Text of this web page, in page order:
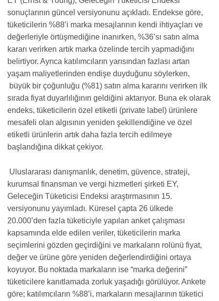
sonuçlarının güncel versiyonunu açıkladı. Endekse göre,
tüketicilerin %88’i marka mesajlarının kendi ihtiyaçları ve
değerleriyle örtüşmediğine inanırken, %36’sı satın alma
kararı verirken artık marka özelinde tercih yapmadığını
belirtiyor. Ayrıca katılımcıların yarısından fazlası artan
yaşam maliyetlerinden endişe duyduğunu söylerken,
büyük bir çoğunluğu (%81) satın alma kararını verirken ilk
sırada fiyat duyarlılığının geldiğini aktarıyor. Buna ek olarak
endeks, tüketicilerin özel etiketli (private label) ürünlere
mesafeli olan algısının yeniden şekillendiğine ve özel
etiketli ürünlerin artık daha fazla tercih edilmeye
başlandığına dikkat çekiyor.
Uluslararası danışmanlık, denetim, güvence, strateji,
kurumsal finansman ve vergi hizmetleri şirketi EY,
Geleceğin Tüketicisi Endeksi araştırmasının 15.
versiyonunu yayımladı. Küresel çapta 26 ülkede
20.000’den fazla tüketiciyle yapılan anket çalışması
kapsamında elde edilen veriler, tüketicilerin marka
seçimlerini gözden geçirdiğini ve markaların rolünü fiyat,
değer ve ürüne göre yeniden değerlendirdiğini ortaya
koyuyor. Bu noktada markaların ise “marka değerini”
tüketicilere kanıtlamada zorluk yaşadığı görülüyor. Ankete
göre; katılımcıların %88’i, markaların mesajlarının tüketici